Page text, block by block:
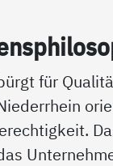
für